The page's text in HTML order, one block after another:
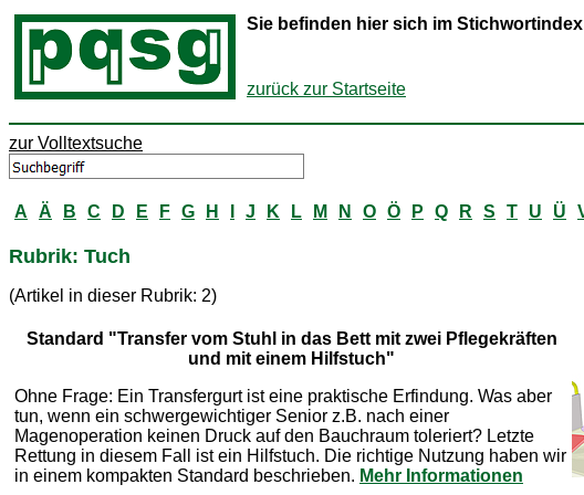
Sie befinden hier sich im
zurück zur Startseite
zur Volltextsuche
A Ä B C D E F G H J K L M N O Ö P Q R S T U Ü
Rubrik: Tuch
(Artikel in dieser Rubrik: 2)
Standard "Transfer vom Stuhl in das Bett mit zwei Pflegekräften
und mit einem Hilfstuch"
Ohne Frage: Ein Transfergurt ist eine praktische Erfindung. Was aber
tun, wenn ein schwergewichtiger Senior z.B. nach einer
Magenoperation keinen Druck auf den Bauchraum toleriert? Letzte
Rettung in diesem Fall ist ein Hilfstuch. Die richtige Nutzung haben wir
in einem kompakten Standard beschrieben. Mehr Informationen